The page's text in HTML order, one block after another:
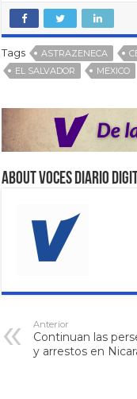
Tags ASTRAZENECA
EL SALVADOR
MEXICO
About VOCES Diario
Anterior
Continuan las
y arrestos en